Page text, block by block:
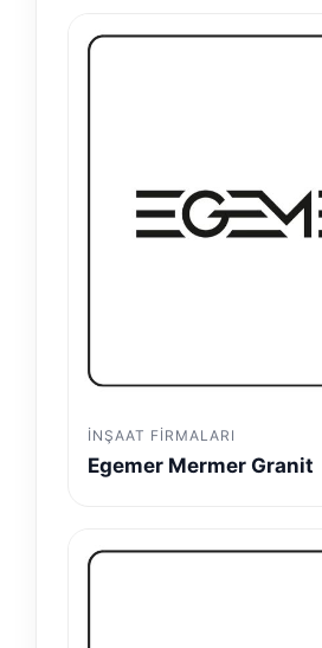
İNŞAAT FIRMALARI
Egemer Mermer Granit